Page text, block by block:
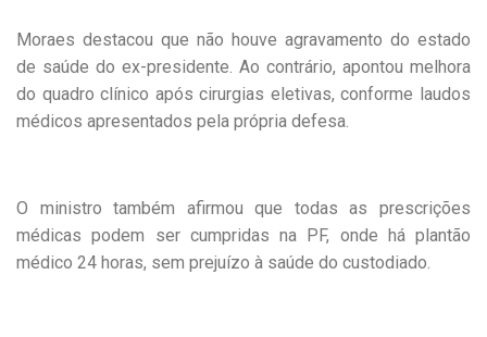
Moraes destacou que não houve agravamento do estado
de saúde do ex-presidente. Ao contrário, apontou melhora
do quadro clínico após cirurgias eletivas, conforme laudos
médicos apresentados pela própria defesa.
O ministro também afirmou que todas as prescrições
médicas podem ser cumpridas na PF, onde há plantão
médico 24 horas, sem prejuízo à saúde do custodiado.